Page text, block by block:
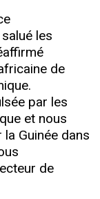
les
de
par les
et nous
Guinée dans
de